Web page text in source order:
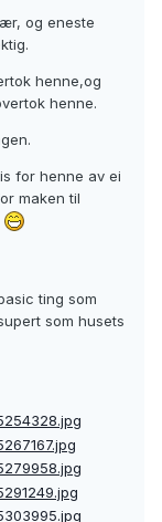
og eneste
henne,og
henne.
for henne av ei
maken til
ting som
som husets